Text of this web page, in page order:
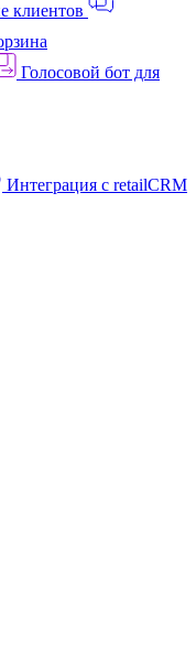
клиентов
Голосовой бот для
Интеграция с retailCRM